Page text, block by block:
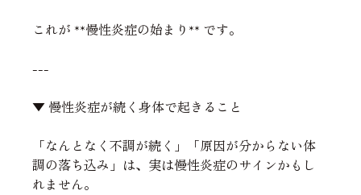
これが **慢性炎症の始まり** です。
---
▼ 慢性炎症が続く身体で起きること
「なんとなく不調が続く」「原因が分からない体
調の落ち込み」は、実は慢性炎症のサインかもし
れません。